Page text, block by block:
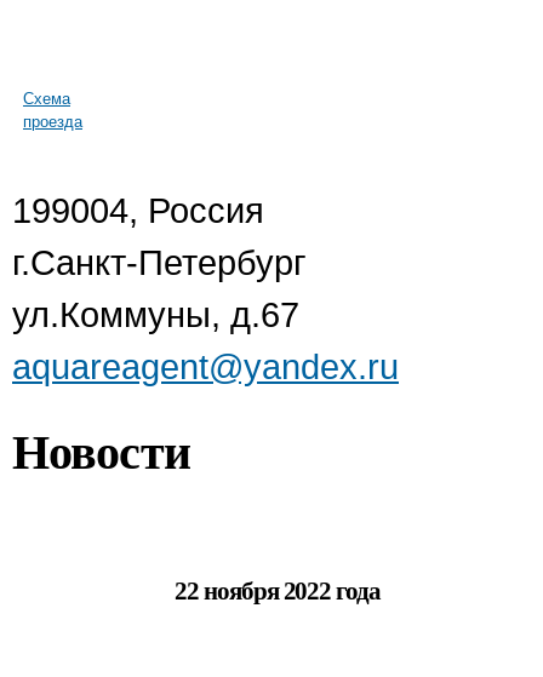
Схема
проезда
199004, Россия
г.Санкт-Петербург
ул.Коммуны, д.67
aquareagent@yandex.ru
Новости
22 ноября 2022 года